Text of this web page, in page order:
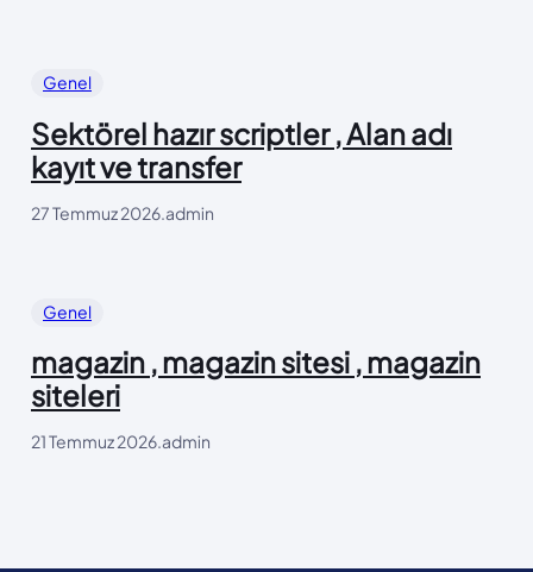
Genel
Sektörel hazır scriptler , Alan adı
kayıt ve transfer
27 Temmuz 2026 admin
Genel
magazin , magazin sitesi , magazin
siteleri
21 Temmuz 2026 admin